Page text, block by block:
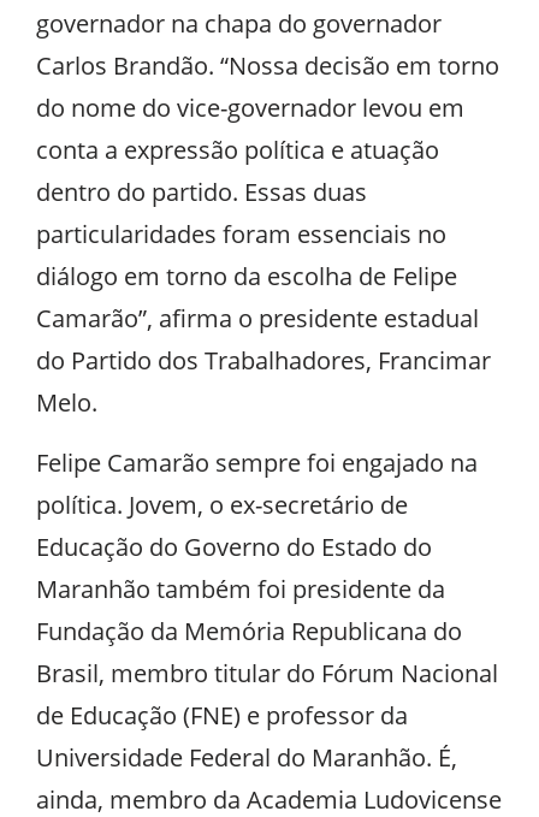
governador na chapa do governador
Carlos Brandão. “Nossa decisão em torno
do nome do vice-governador levou em
conta a expressão política e atuação
dentro do partido. Essas duas
particularidades foram essenciais no
diálogo em torno da escolha de Felipe
Camarão”, afirma o presidente estadual
do Partido dos Trabalhadores, Francimar
Melo.
Felipe Camarão sempre foi engajado na
política. Jovem, o ex-secretário de
Educação do Governo do Estado do
Maranhão também foi presidente da
Fundação da Memória Republicana do
Brasil, membro titular do Fórum Nacional
de Educação (FNE) e professor da
Universidade Federal do Maranhão. É,
ainda, membro da Academia Ludovicense